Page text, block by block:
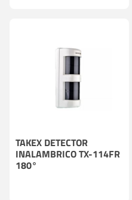
TAKEX DETECTOR
INALAMBRICO TX-114FR
180°